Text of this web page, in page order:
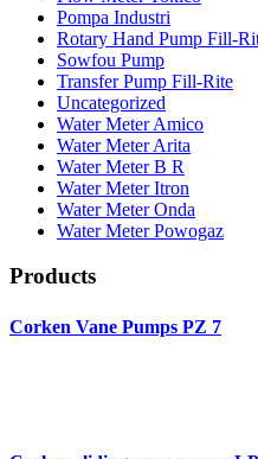
Pompa Industri
Rotary Hand Pump Fill-
Sowfou Pump
Transfer Pump Fill-Rite
Uncategorized
Water Meter Amico
Water Meter Arita
Water Meter B R
Water Meter Itron
Water Meter Onda
Water Meter Powogaz
Products
Corken Vane Pumps PZ 7